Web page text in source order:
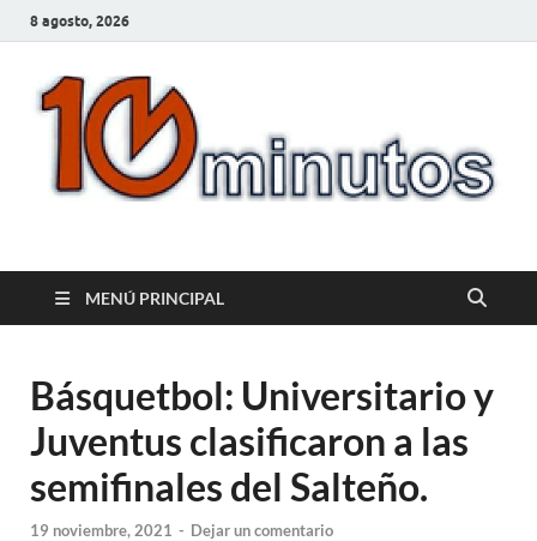
8 agosto, 2026
10minutos.com.uy
MENÚ PRINCIPAL
Básquetbol: Universitario y
Juventus clasificaron a las
semifinales del Salteño.
19 noviembre, 2021 - Dejar un comentario